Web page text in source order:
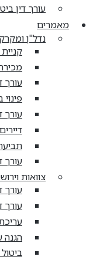
עורך דין
מאמרים
נדל"ן
קניית
עורך
פינוי
עורך
עורך דין
צוואות
עורך
עורך
הגנה